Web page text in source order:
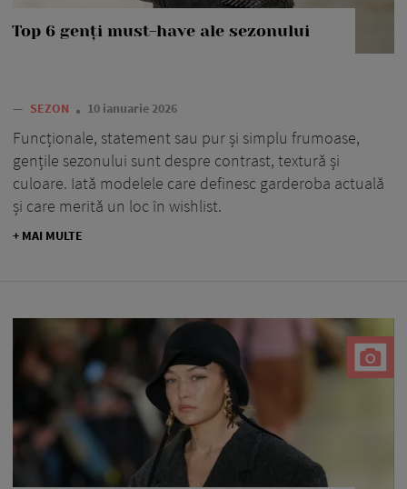
Top 6 genți must-have ale sezonului
— SEZON 10 ianuarie 2026
Funcționale, statement sau pur și simplu frumoase,
gențile sezonului sunt despre contrast, textură și
culoare. Iată modelele care definesc garderoba actuală
și care merită un loc în wishlist.
+ MAI MULTE